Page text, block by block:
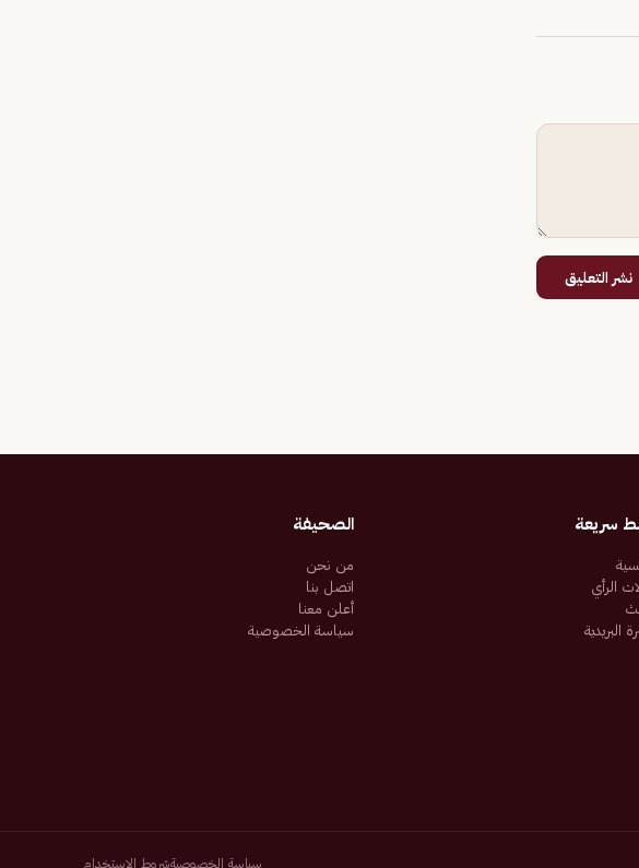
نشر التعليق
سريعة
الرأي
البريدية
الصحيفة
من نحن
اتصل بنا
أعلن معنا
سياسة الخصوصية
سياسة الخصوصيةشروط الاستخدام